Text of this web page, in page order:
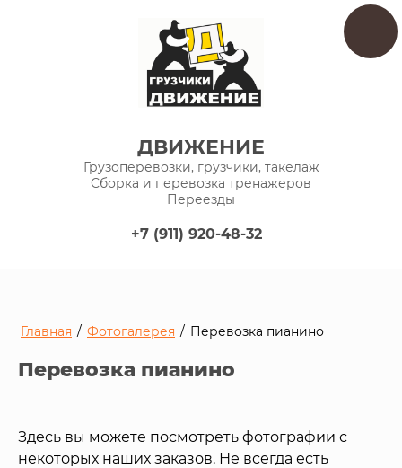
ДВИЖЕНИЕ
Грузоперевозки, грузчики, такелаж
Сборка и перевозка тренажеров
Переезды
+7 (911) 920-48-32
Главная / Фотогалерея / Перевозка пианино
Перевозка пианино
Здесь вы можете посмотреть фотографии с
некоторых наших заказов. Не всегда есть